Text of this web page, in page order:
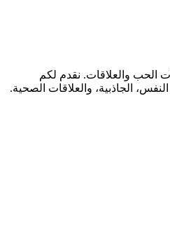
والعلاقات. نقدم لكم
الجاذبية، والعلاقات الصحية.